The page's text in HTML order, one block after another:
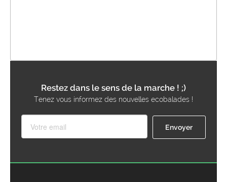
Restez dans le sens de la marche ! ;)
Tenez vous informez des nouvelles ecobalades !